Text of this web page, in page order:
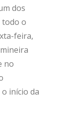
dos
todo o
feira,
no
início da